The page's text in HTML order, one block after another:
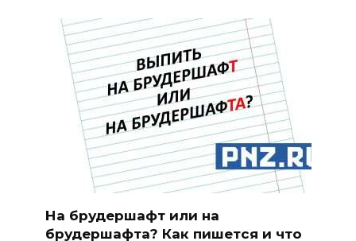
На брудершафт или на
брудершафта? Как пишется и что